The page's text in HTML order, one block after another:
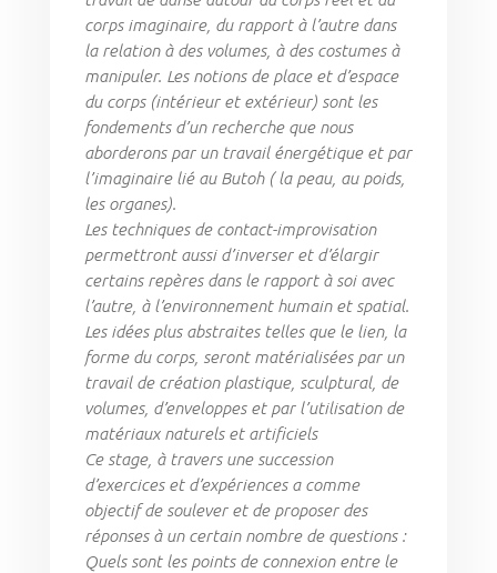
corps imaginaire, du rapport à l’autre dans
la relation à des volumes, à des costumes à
manipuler. Les notions de place et d’espace
du corps (intérieur et extérieur) sont les
fondements d’un recherche que nous
aborderons par un travail énergétique et par
l’imaginaire lié au Butoh ( la peau, au poids,
les organes).
Les techniques de contact-improvisation
permettront aussi d’inverser et d’élargir
certains repères dans le rapport à soi avec
l’autre, à l’environnement humain et spatial.
Les idées plus abstraites telles que le lien, la
forme du corps, seront matérialisées par un
travail de création plastique, sculptural, de
volumes, d’enveloppes et par l’utilisation de
matériaux naturels et artificiels
Ce stage, à travers une succession
d’exercices et d’expériences a comme
objectif de soulever et de proposer des
réponses à un certain nombre de questions :
Quels sont les points de connexion entre le